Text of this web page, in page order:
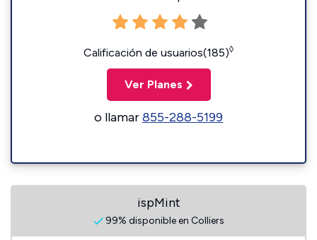
Calificación de usuarios(185)◊
Ver Planes
o llamar855-288-5199
ispMint
99% disponible en Colliers